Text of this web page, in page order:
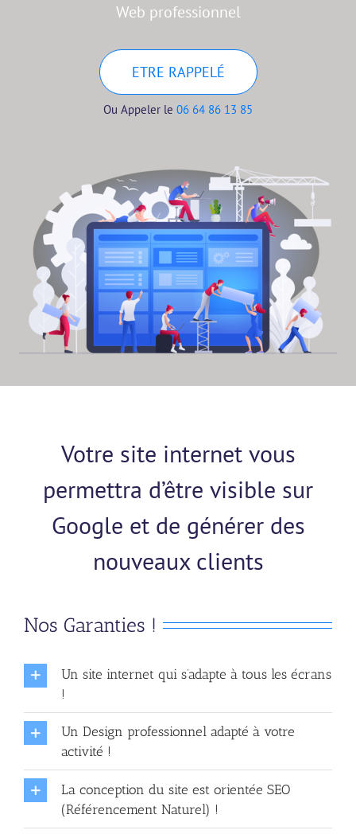
Web professionnel
ETRE RAPPELÉ
Ou Appeler le 06 64 86 13 85
Votre site internet vous
permettra d’être visible sur
Google et de générer des
nouveaux clients
Nos Garanties !
Un site internet qui s’adapte à tous les écrans
!
Un Design professionnel adapté à votre
activité !
La conception du site est orientée SEO
(Référencement Naturel) !